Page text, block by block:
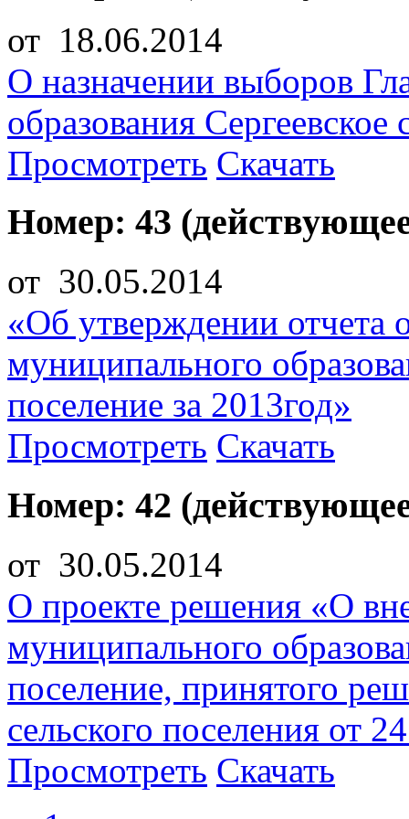
от 18.06.2014
О назначении выборов
образования Сергеевское
Просмотреть Скачать
Номер: 43
от 30.05.2014
«Об утверждении отчета
муниципального
поселение за 2013год»
Просмотреть Скачать
Номер: 42
от 30.05.2014
О проекте решения «О
муниципального
поселение, принятого
сельского поселения от
Просмотреть Скачать